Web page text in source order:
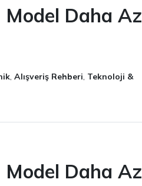
Daha Az
Alışveriş Rehberi Teknoloji &
Daha Az